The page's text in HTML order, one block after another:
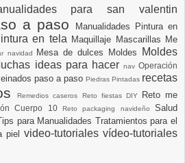
para san valentin
a paso
Manualidades Pintura en
en tela Maquillaje Mascarillas Me
navidad Mesa de dulces Moldes
Moldes
ideas para hacer nav Operación
paso a paso Piedras Pintadas recetas
Remedios caseros Reto fiestas DIY
Reto me
Cuerpo 10Reto packaging navideñoSalud
para Manualidades Tratamientos para el
piel video-tutoriales vídeo-tutoriales